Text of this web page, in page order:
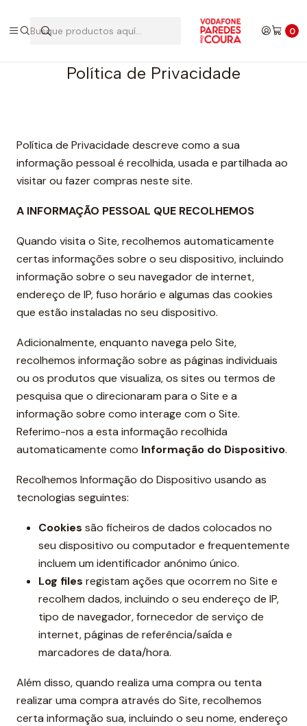
0
Política de Privacidade
Política de Privacidade descreve como a sua
informação pessoal é recolhida, usada e partilhada ao
visitar ou fazer compras neste site.
A INFORMAÇÃO PESSOAL QUE RECOLHEMOS
Quando visita o Site, recolhemos automaticamente
certas informações sobre o seu dispositivo, incluindo
informação sobre o seu navegador de internet,
endereço de IP, fuso horário e algumas das cookies
que estão instaladas no seu dispositivo.
Adicionalmente, enquanto navega pelo Site,
recolhemos informação sobre as páginas individuais
ou os produtos que visualiza, os sites ou termos de
pesquisa que o direcionaram para o Site e a
informação sobre como interage com o Site.
Referimo-nos a esta informação recolhida
automaticamente como Informação do Dispositivo.
Recolhemos Informação do Dispositivo usando as
tecnologias seguintes:
Cookies são ficheiros de dados colocados no
seu dispositivo ou computador e frequentemente
incluem um identificador anónimo único.
Log files registam ações que ocorrem no Site e
recolhem dados, incluindo o seu endereço de IP,
tipo de navegador, fornecedor de serviço de
internet, páginas de referência/saída e
marcadores de data/hora.
Além disso, quando realiza uma compra ou tenta
realizar uma compra através do Site, recolhemos
certa informação sua, incluindo o seu nome, endereço